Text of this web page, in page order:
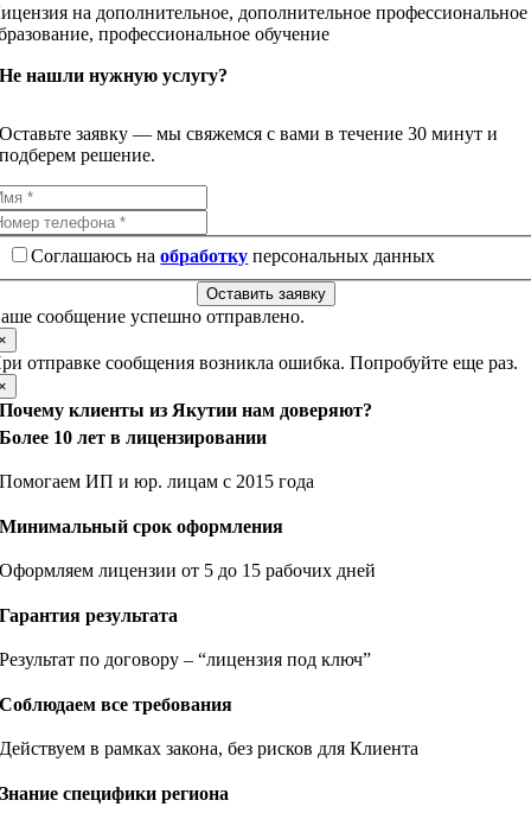
на дополнительное, дополнительное профессиональное
профессиональное обучение
Не нашли нужную услугу?
Оставьте заявку — мы свяжемся с вами в течение 30 минут и
подберем решение.
Соглашаюсь наобработку персональных данных
Оставить заявку
сообщение успешно отправлено.
отправке сообщения возникла ошибка. Попробуйте еще раз.
Почему клиенты из Якутии нам доверяют?
Более 10 лет в лицензировании
Помогаем ИП и юр. лицам с 2015 года
Минимальный срок оформления
Оформляем лицензии от 5 до 15 рабочих дней
Гарантия результата
Результат по договору – “лицензия под ключ”
Соблюдаем все требования
Действуем в рамках закона, без рисков для Клиента
Знание специфики региона